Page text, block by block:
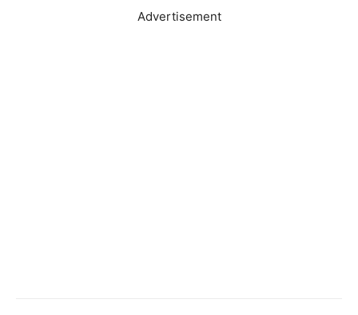
Advertisement